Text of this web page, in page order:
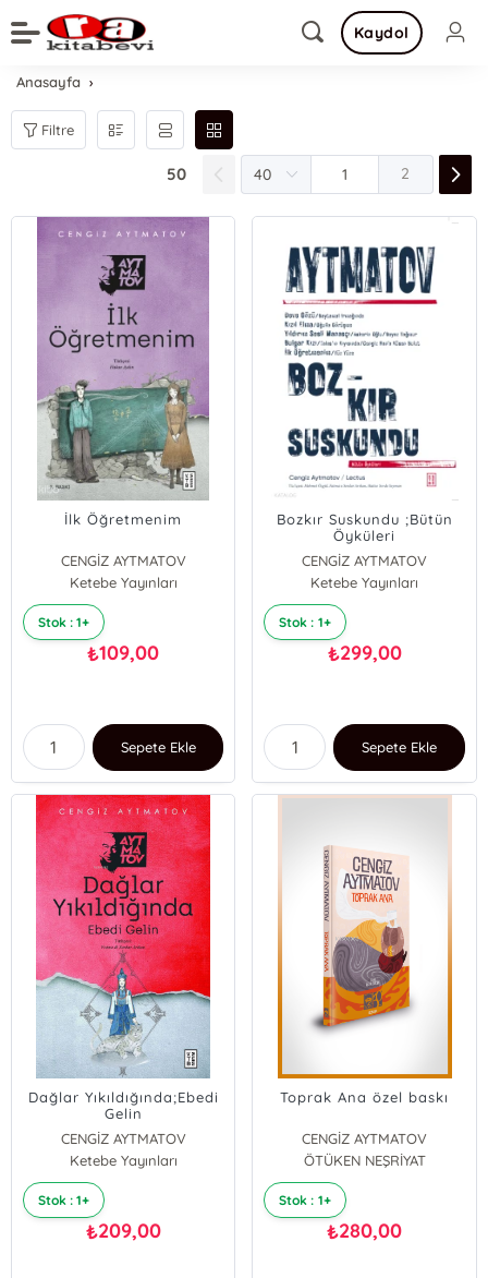
Kaydol
Anasayfa
Filtre
50 2
İlk Öğretmenim
CENGİZ AYTMATOV
Ketebe Yayınları
Stok : 1+
₺109,00
Sepete Ekle
Bozkır Suskundu ;Bütün
Öyküleri
CENGİZ AYTMATOV
Ketebe Yayınları
Stok : 1+
₺299,00
Sepete Ekle
Dağlar Yıkıldığında;Ebedi
Gelin
CENGİZ AYTMATOV
Ketebe Yayınları
Stok : 1+
₺209,00
Toprak Ana özel baskı
CENGİZ AYTMATOV
ÖTÜKEN NEŞRİYAT
Stok : 1+
₺280,00